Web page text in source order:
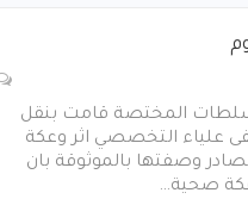
المختصة قامت بنقل
علياء التخصصي اثر وعكة
وصفتها بالموثوقة بان
صحية…